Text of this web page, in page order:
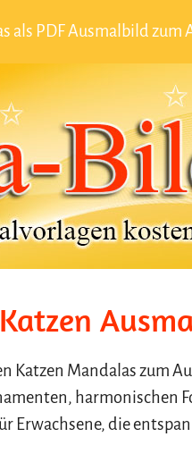
als PDF Ausmalbild zum
Katzen Mandalas zum
harmonischen
Erwachsene, die